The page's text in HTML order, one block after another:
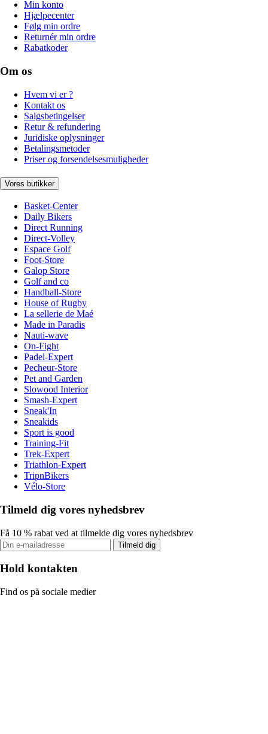
Min konto
Hjælpecenter
Følg min ordre
Returnér min ordre
Rabatkoder
Om os
Hvem vi er ?
Kontakt os
Salgsbetingelser
Retur & refundering
Juridiske oplysninger
Betalingsmetoder
Priser og forsendelsesmuligheder
Vores butikker
Basket-Center
Daily Bikers
Direct Running
Direct-Volley
Espace Golf
Foot-Store
Galop Store
Golf and co
Handball-Store
House of Rugby
La sellerie de Maé
Made in Paradis
Nauti-wave
On-Fight
Padel-Expert
Pecheur-Store
Pet and Garden
Slowood Interior
Smash-Expert
Sneak'In
Sneakids
Sport is good
Training-Fit
Trek-Expert
Triathlon-Expert
TripnBikers
Vélo-Store
Tilmeld dig vores nyhedsbrev
Få 10 % rabat ved at tilmelde dig vores nyhedsbrev
Tilmeld dig
Hold kontakten
Find os på sociale medier